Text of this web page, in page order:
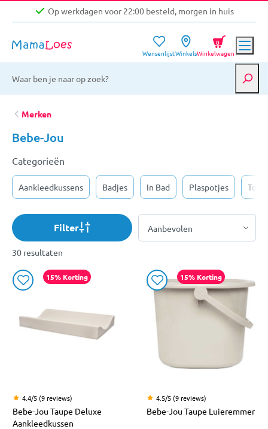
Op werkdagen voor 22:00 besteld, morgen in huis
Gratis verzending vanaf €39,-
Op werkdagen voor 22:00 besteld, morgen in huis
WensenlijstWinkelsWinkelwagen
0
Merken
Bebe-Jou
Categorieën
Aankleedkussens Badjes In Bad Plaspotjes
Filter
30 resultaten
15% Korting
4.4/5 (9 reviews)
Bebe-Jou Taupe Deluxe
Aankleedkussen
15% Korting
4.5/5 (9 reviews)
Bebe-Jou Taupe Luieremmer